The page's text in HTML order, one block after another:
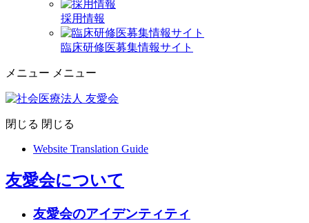
採用情報
臨床研修医募集情報サイト
メニュー メニュー
閉じる 閉じる
Website Translation Guide
友愛会について
友愛会のアイデンティティ